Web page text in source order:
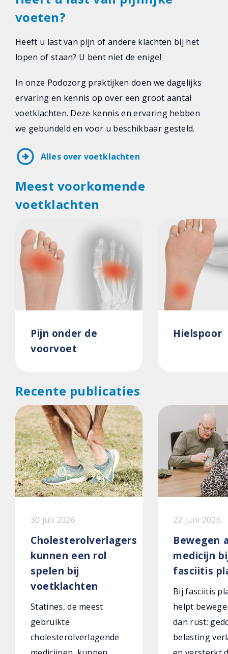
voeten?
Heeft u last van pijn of andere klachten bij het
lopen of staan? U bent niet de enige!
In onze Podozorg praktijken doen we dagelijks
ervaring en kennis op over een groot aantal
voetklachten. Deze kennis en ervaring hebben
we gebundeld en voor u beschikbaar gesteld.
arrow_circle_right Alles over voetklachten
Meest voorkomende
voetklachten
Pijn onder de
voorvoet
Hielspoor
Recente publicaties
30 juli 2026
Cholesterolverlagers
kunnen een rol
spelen bij
voetklachten
Statines, de meest
gebruikte
cholesterolverlagende
22 juni 2026
Bewegen
medicijn
fasciitis
Bij fasciitis
helpt
dan rust:
belasting